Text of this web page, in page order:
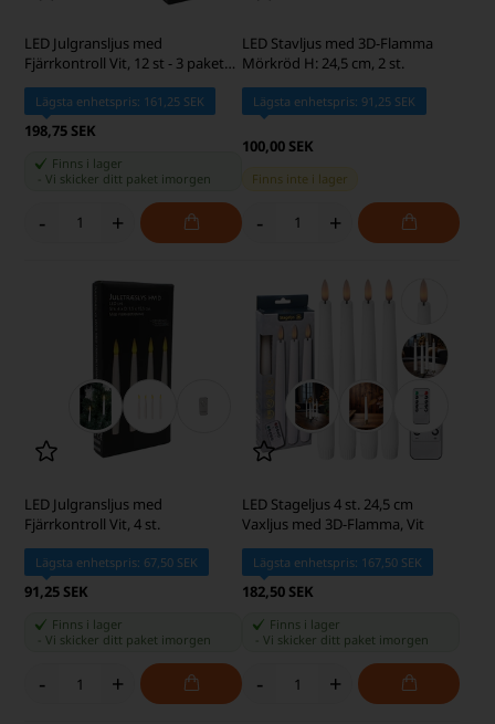
LED Julgransljus med
Fjärrkontroll Vit, 12 st - 3 paket
Lägsta enhetspris: 161,25 SEK
198,75 SEK
Finns i lager
-Vi skicker ditt paket imorgen
- +
LED Stavljus med 3D-Flamma
Mörkröd H: 24,5 cm, 2 st.
Lägsta enhetspris: 91,25 SEK
100,00 SEK
Finns inte i lager
- +
LED Julgransljus med
Fjärrkontroll Vit, 4 st.
Lägsta enhetspris: 67,50 SEK
91,25 SEK
Finns i lager
-Vi skicker ditt paket imorgen
- +
LED Stageljus 4 st. 24,5 cm
Vaxljus med 3D-Flamma, Vit
Lägsta enhetspris: 167,50 SEK
182,50 SEK
Finns i lager
Vi skicker ditt paket imorgen
- +